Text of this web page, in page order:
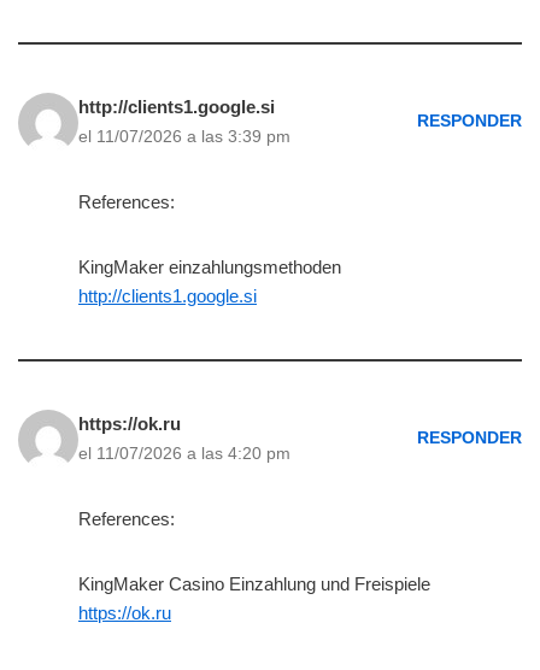
http://clients1.google.si
el 11/07/2026 a las 3:39 pm
RESPONDER
References:
KingMaker einzahlungsmethoden
http://clients1.google.si
https://ok.ru
el 11/07/2026 a las 4:20 pm
RESPONDER
References:
KingMaker Casino Einzahlung und Freispiele
https://ok.ru